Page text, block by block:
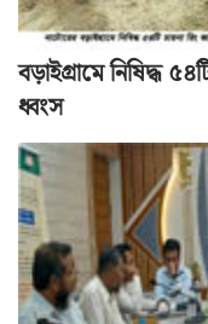
বড়াইগ্রামে নিষিদ্ধ
ধ্বংস